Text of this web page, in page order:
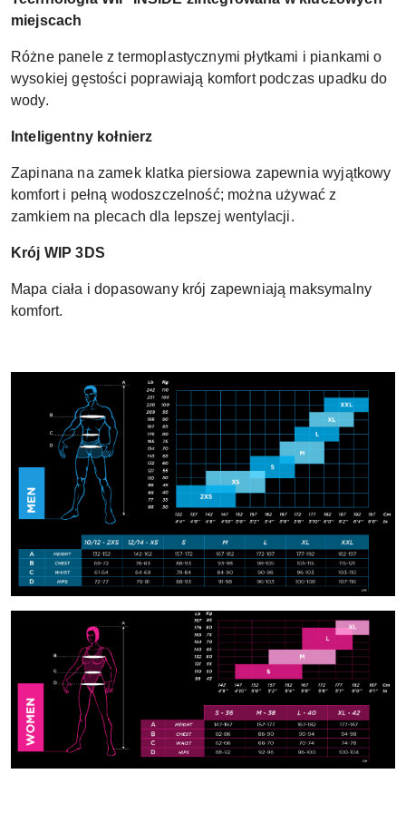
miejscach
Różne panele z termoplastycznymi płytkami i piankami o
wysokiej gęstości poprawiają komfort podczas upadku do
wody.
Inteligentny kołnierz
Zapinana na zamek klatka piersiowa zapewnia wyjątkowy
komfort i pełną wodoszczelność; można używać z
zamkiem na plecach dla lepszej wentylacji.
Krój WIP 3DS
Mapa ciała i dopasowany krój zapewniają maksymalny
komfort.